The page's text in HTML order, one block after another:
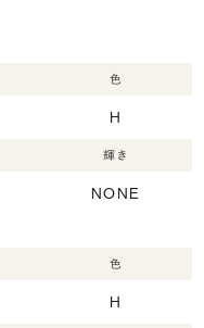
色
H
輝き
NONE
色
H